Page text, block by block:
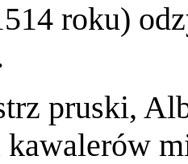
roku)
pruski,
kawalerów